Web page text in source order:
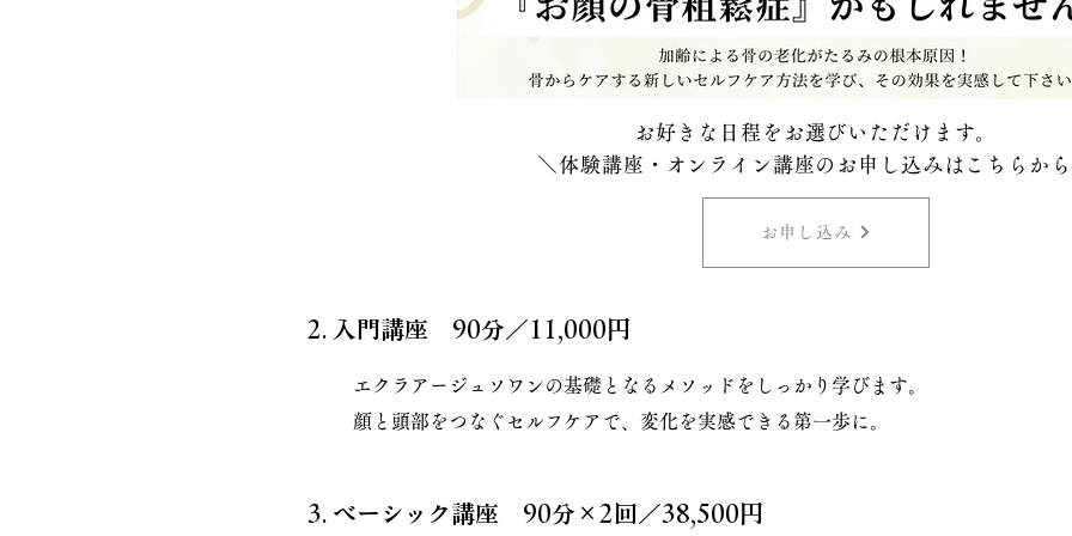
お好きな日程をお選びいただけます。
＼​体験講座・オンライン講座のお申し込みはこちらか
お申し込み
2. 入門講座 90分／11,000円
エクラアージュソワンの基礎となるメソッドをしっかり学びます。
顔と頭部をつなぐセルフケアで、変化を実感できる第一歩に。
3. ベーシック講座 90分×2回／38,500円